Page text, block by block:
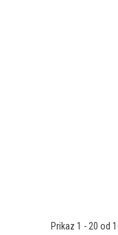
Prikaz 1 - 20 od